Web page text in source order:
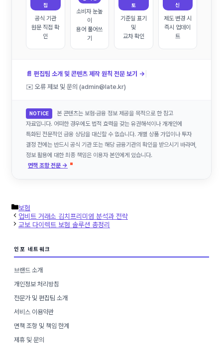
집
공식 기관
원문 직접 확
인
소비자 눈높
이
용어 풀어쓰
기
토
기준일 표기
및
교차 확인
신
제도 변경 시
즉시 업데이
트
📄 편집팀 소개 및 콘텐츠 제작 원칙 전문 보기 →
✉️ 오류 제보 및 문의 (admin@late.kr)
NOTICE
본 콘텐츠는 보험·금융 정보 제공을 목적으로 한 참고
자료입니다. 어떠한 경우에도 법적 효력을 갖는 유권해석이나 개개인에
특화된 전문적인 금융 상담을 대신할 수 없습니다. 개별 상품 가입이나 투자
결정 전에는 반드시 공식 기관 또는 해당 금융기관의 확인을 받으시기 바라며,
정보 활용에 대한 최종 책임은 이용자 본인에게 있습니다.
면책 조항 전문 →
카
테
고
리
보험
업비트 거래소 김치프리미엄 분석과 전략
교보 다이렉트 보험 솔루션 총정리
인포 네트워크
브랜드 소개
개인정보 처리방침
전문가 및 편집팀 소개
서비스 이용약관
면책 조항 및 책임 한계
제휴 및 문의